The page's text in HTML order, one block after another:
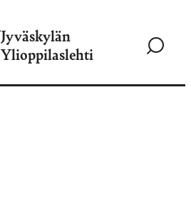
Jyväskylän
Ylioppilaslehti
Siirry